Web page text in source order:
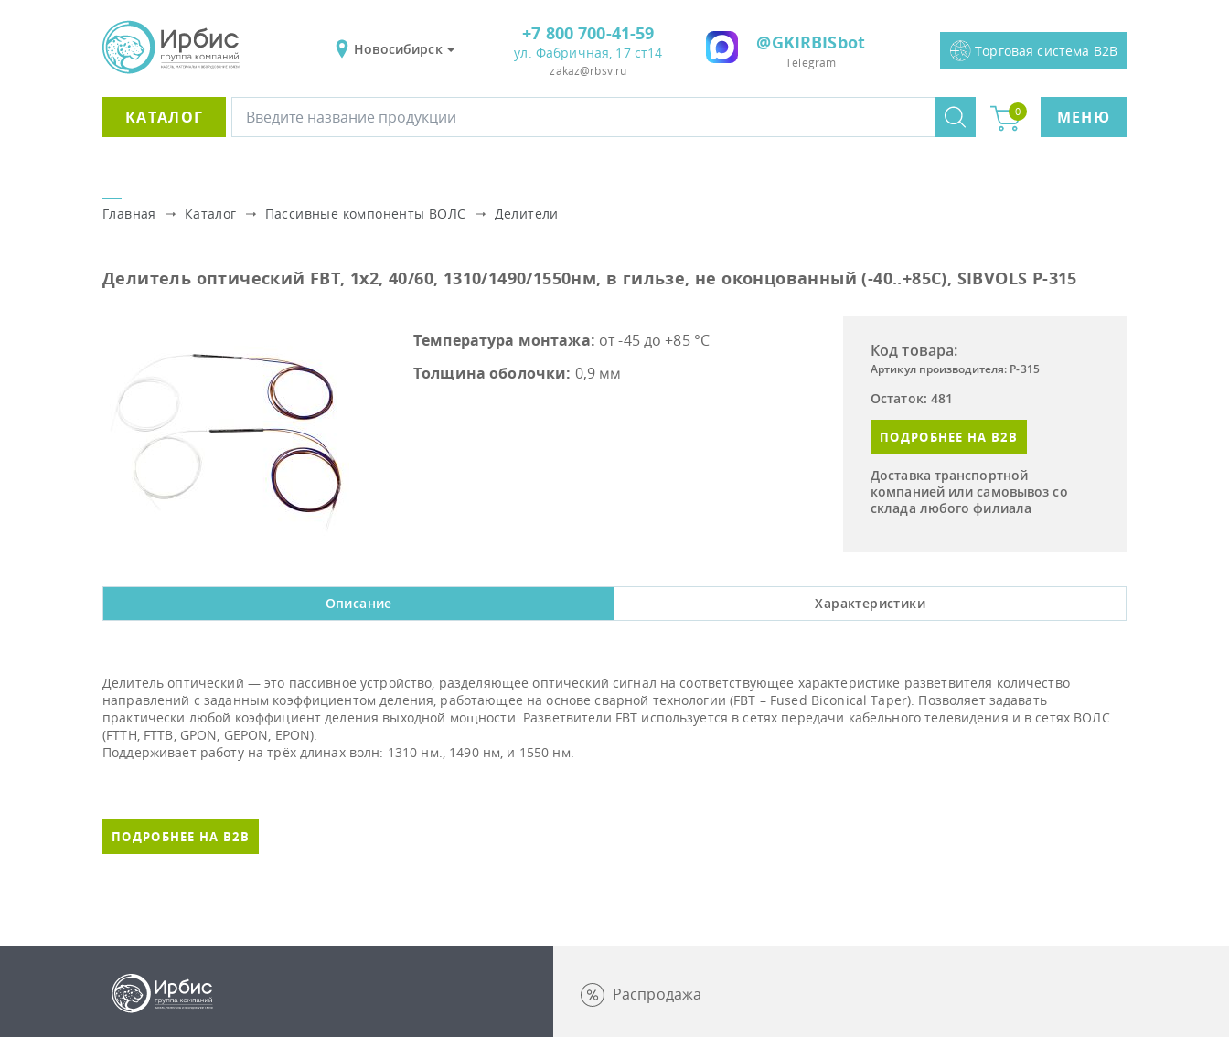
Новосибирск
+7 800 700-41-59
ул. Фабричная, 17 ст14
zakaz@rbsv.ru
@GKIRBISbot
Telegram
Торговая система B2B
КАТАЛОГ 0 МЕНЮ
Главная Каталог Пассивные компоненты ВОЛС Делители
Делитель оптический FBT, 1x2, 40/60, 1310/1490/1550нм, в гильзе, не оконцованный (-40..+85C), SIBVOLS P-315
Температура монтажа: от -45 до +85 °С
Толщина оболочки: 0,9 мм
Код товара:
Артикул производителя: P-315
Остаток: 481
ПОДРОБНЕЕ НА B2B
Доставка транспортной
компанией или самовывоз со
склада любого филиала
Описание Характеристики
Делитель оптический — это пассивное устройство, разделяющее оптический сигнал на соответствующее характеристике разветвителя количество
направлений с заданным коэффициентом деления, работающее на основе сварной технологии (FBT – Fused Biconical Taper). Позволяет задавать
практически любой коэффициент деления выходной мощности. Разветвители FBT используется в сетях передачи кабельного телевидения и в сетях ВОЛС
(FTTH, FTTB, GPON, GEPON, EPON).
Поддерживает работу на трёх длинах волн: 1310 нм., 1490 нм, и 1550 нм.
ПОДРОБНЕЕ НА B2B
Распродажа